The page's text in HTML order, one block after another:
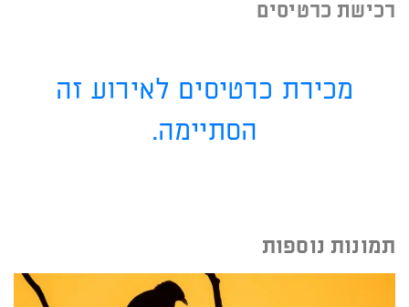
רכישת כרטיסים
מכירת כרטיסים לאירוע זה
הסתיימה.
תמונות נוספות